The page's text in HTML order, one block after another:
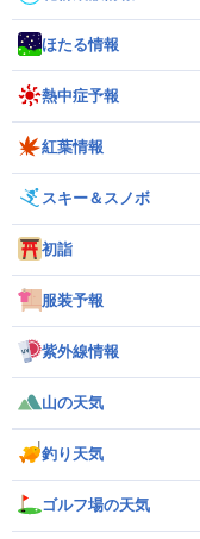
ほたる情報
熱中症予報
紅葉情報
スキー＆スノボ
初詣
服装予報
紫外線情報
山の天気
釣り天気
ゴルフ場の天気